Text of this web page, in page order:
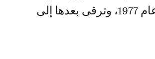
عين شمس عام 1977، وترقى بعدها إلى